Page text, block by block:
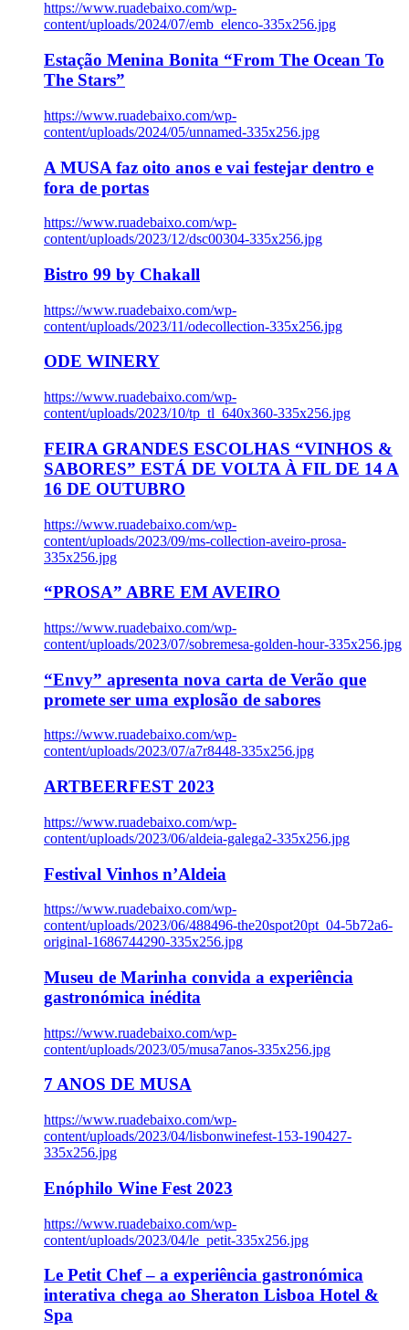
https://www.ruadebaixo.com/wp-
content/uploads/2024/07/emb_elenco-335x256.jpg
Estação Menina Bonita “From The Ocean To
The Stars”
https://www.ruadebaixo.com/wp-
content/uploads/2024/05/unnamed-335x256.jpg
A MUSA faz oito anos e vai festejar dentro e
fora de portas
https://www.ruadebaixo.com/wp-
content/uploads/2023/12/dsc00304-335x256.jpg
Bistro 99 by Chakall
https://www.ruadebaixo.com/wp-
content/uploads/2023/11/odecollection-335x256.jpg
ODE WINERY
https://www.ruadebaixo.com/wp-
content/uploads/2023/10/tp_tl_640x360-335x256.jpg
FEIRA GRANDES ESCOLHAS “VINHOS &
SABORES” ESTÁ DE VOLTA À FIL DE 14 A
16 DE OUTUBRO
https://www.ruadebaixo.com/wp-
content/uploads/2023/09/ms-collection-aveiro-prosa-
335x256.jpg
“PROSA” ABRE EM AVEIRO
https://www.ruadebaixo.com/wp-
content/uploads/2023/07/sobremesa-golden-hour-335x256.jpg
“Envy” apresenta nova carta de Verão que
promete ser uma explosão de sabores
https://www.ruadebaixo.com/wp-
content/uploads/2023/07/a7r8448-335x256.jpg
ARTBEERFEST 2023
https://www.ruadebaixo.com/wp-
content/uploads/2023/06/aldeia-galega2-335x256.jpg
Festival Vinhos n’Aldeia
https://www.ruadebaixo.com/wp-
content/uploads/2023/06/488496-the20spot20pt_04-5b72a6-
original-1686744290-335x256.jpg
Museu de Marinha convida a experiência
gastronómica inédita
https://www.ruadebaixo.com/wp-
content/uploads/2023/05/musa7anos-335x256.jpg
7 ANOS DE MUSA
https://www.ruadebaixo.com/wp-
content/uploads/2023/04/lisbonwinefest-153-190427-
335x256.jpg
Enóphilo Wine Fest 2023
https://www.ruadebaixo.com/wp-
content/uploads/2023/04/le_petit-335x256.jpg
Le Petit Chef – a experiência gastronómica
interativa chega ao Sheraton Lisboa Hotel &
Spa